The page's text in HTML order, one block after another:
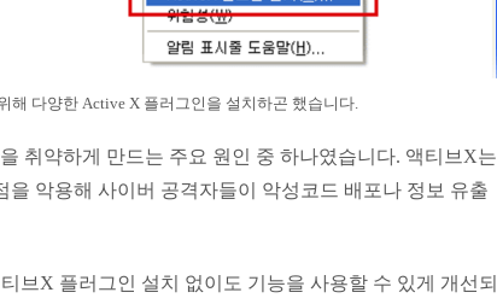
해 다양한 Active X 플러그인을 설치하곤 했습니다.
취약하게 만드는 주요 원인 중 하나였습니다. 액티브X는
악용해 사이버 공격자들이 악성코드 배포나 정보 유출
브X 플러그인 설치 없이도 기능을 사용할 수 있게 개선되